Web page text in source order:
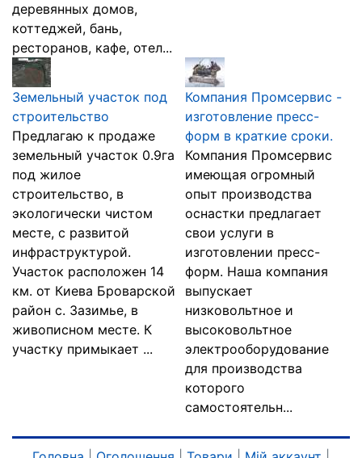
деревянных домов,
коттеджей, бань,
ресторанов, кафе, отел...
Земельный участок под
строительство
Предлагаю к продаже
земельный участок 0.9га
под жилое
строительство, в
экологически чистом
месте, с развитой
инфраструктурой.
Участок расположен 14
км. от Киева Броварской
район с. Зазимье, в
живописном месте. К
участку примыкает ...
Компания Промсервис -
изготовление пресс-
форм в краткие сроки.
Компания Промсервис
имеющая огромный
опыт производства
оснастки предлагает
свои услуги в
изготовлении пресс-
форм. Наша компания
выпускает
низковольтное и
высоковольтное
электрооборудование
для производства
которого
самостоятельн...